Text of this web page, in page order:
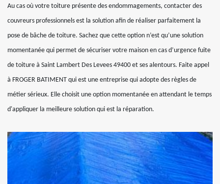
Au cas où votre toiture présente des endommagements, contacter des
couvreurs professionnels est la solution afin de réaliser parfaitement la
pose de bâche de toiture. Sachez que cette option n’est qu’une solution
momentanée qui permet de sécuriser votre maison en cas d’urgence fuite
de toiture à Saint Lambert Des Levees 49400 et ses alentours. Faite appel
à FROGER BATIMENT qui est une entreprise qui adopte des règles de
métier sérieux. Elle choisit une option momentanée en attendant le temps
d'appliquer la meilleure solution qui est la réparation.